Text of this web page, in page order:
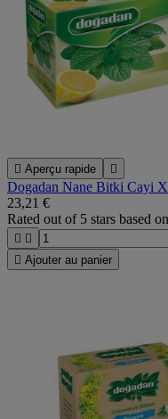
 Aperçu rapide 
Dogadan Nane Bitki Cayi
23,21 €
Rated out of 5 stars based on
 
 Ajouter au panier